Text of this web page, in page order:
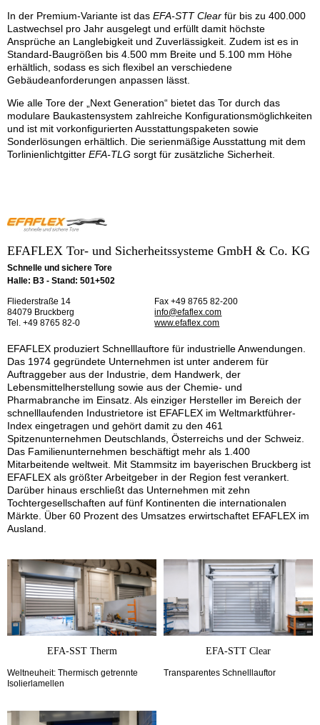
In der Premium-Variante ist das EFA-STT Clear für bis zu 400.000
Lastwechsel pro Jahr ausgelegt und erfüllt damit höchste
Ansprüche an Langlebigkeit und Zuverlässigkeit. Zudem ist es in
Standard-Baugrößen bis 4.500 mm Breite und 5.100 mm Höhe
erhältlich, sodass es sich flexibel an verschiedene
Gebäudeanforderungen anpassen lässt.
Wie alle Tore der „Next Generation“ bietet das Tor durch das
modulare Baukastensystem zahlreiche Konfigurationsmöglichkeiten
und ist mit vorkonfigurierten Ausstattungspaketen sowie
Sonderlösungen erhältlich. Die serienmäßige Ausstattung mit dem
Torlinienlichtgitter EFA-TLG sorgt für zusätzliche Sicherheit.
EFAFLEX Tor- und Sicherheitssysteme GmbH & Co. KG
Schnelle und sichere Tore
Halle: B3 - Stand: 501+502
Fliederstraße 14
84079 Bruckberg
Tel. +49 8765 82-0
Fax +49 8765 82-200
info@efaflex.com
www.efaflex.com
EFAFLEX produziert Schnelllauftore für industrielle Anwendungen.
Das 1974 gegründete Unternehmen ist unter anderem für
Auftraggeber aus der Industrie, dem Handwerk, der
Lebensmittelherstellung sowie aus der Chemie- und
Pharmabranche im Einsatz. Als einziger Hersteller im Bereich der
schnelllaufenden Industrietore ist EFAFLEX im Weltmarktführer-
Index eingetragen und gehört damit zu den 461
Spitzenunternehmen Deutschlands, Österreichs und der Schweiz.
Das Familienunternehmen beschäftigt mehr als 1.400
Mitarbeitende weltweit. Mit Stammsitz im bayerischen Bruckberg ist
EFAFLEX als größter Arbeitgeber in der Region fest verankert.
Darüber hinaus erschließt das Unternehmen mit zehn
Tochtergesellschaften auf fünf Kontinenten die internationalen
Märkte. Über 60 Prozent des Umsatzes erwirtschaftet EFAFLEX im
Ausland.
EFA-SST Therm
Weltneuheit: Thermisch getrennte
Isolierlamellen
EFA-STT Clear
Transparentes Schnelllauftor